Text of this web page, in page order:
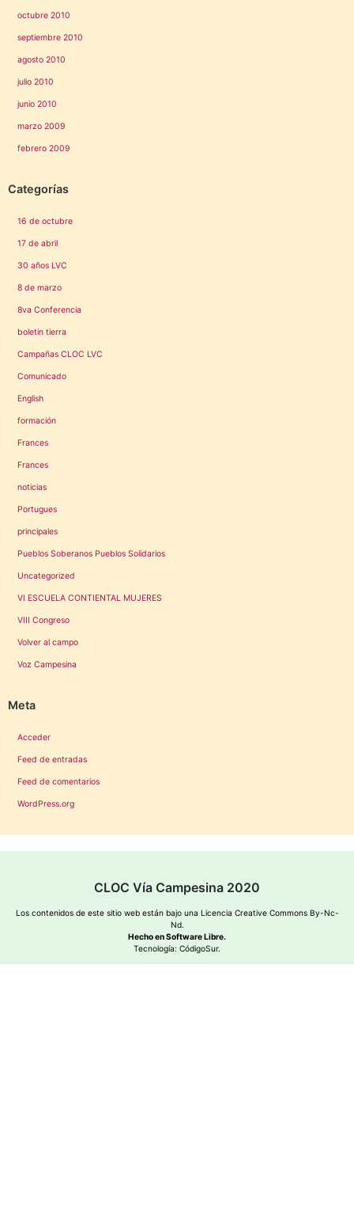
octubre 2010
septiembre 2010
agosto 2010
julio 2010
junio 2010
marzo 2009
febrero 2009
Categorías
16 de octubre
17 de abril
30 años LVC
8 de marzo
8va Conferencia
boletin tierra
Campañas CLOC LVC
Comunicado
English
formación
Frances
Frances
noticias
Portugues
principales
Pueblos Soberanos Pueblos Solidarios
Uncategorized
VI ESCUELA CONTIENTAL MUJERES
VIII Congreso
Volver al campo
Voz Campesina
Meta
Acceder
Feed de entradas
Feed de comentarios
WordPress.org
CLOC Vía Campesina 2020
Los contenidos de este sitio web están bajo una Licencia Creative Commons By-Nc-
Nd.
Hecho en Software Libre.
Tecnología: CódigoSur.